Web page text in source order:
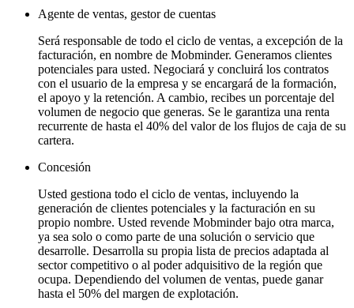
Agente de ventas, gestor de cuentas
Será responsable de todo el ciclo de ventas, a excepción de la
facturación, en nombre de Mobminder. Generamos clientes
potenciales para usted. Negociará y concluirá los contratos
con el usuario de la empresa y se encargará de la formación,
el apoyo y la retención. A cambio, recibes un porcentaje del
volumen de negocio que generas. Se le garantiza una renta
recurrente de hasta el 40% del valor de los flujos de caja de su
cartera.
Concesión
Usted gestiona todo el ciclo de ventas, incluyendo la
generación de clientes potenciales y la facturación en su
propio nombre. Usted revende Mobminder bajo otra marca,
ya sea solo o como parte de una solución o servicio que
desarrolle. Desarrolla su propia lista de precios adaptada al
sector competitivo o al poder adquisitivo de la región que
ocupa. Dependiendo del volumen de ventas, puede ganar
hasta el 50% del margen de explotación.